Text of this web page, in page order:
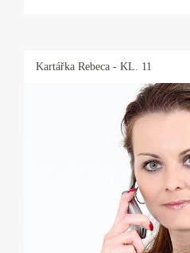
Kartářka Rebeca - KL. 11
Kartářka
Řešíte vztahy, lásku,
něco jiného? Mým
karty - mariášové,